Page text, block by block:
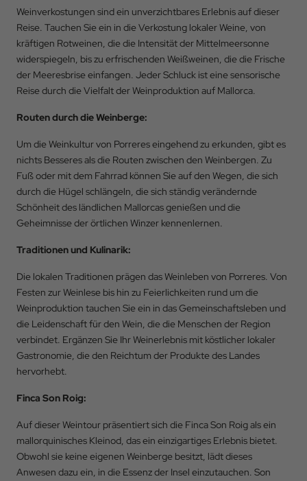
Zurück zu
Abreise
Belegung
Aktionscode
BUCHEN
Weinverkostungen sind ein unverzichtbares Erlebnis auf dieser
Reise. Tauchen Sie ein in die Verkostung lokaler Weine, von
kräftigen Rotweinen, die die Intensität der Mittelmeersonne
widerspiegeln, bis zu erfrischenden Weißweinen, die die Frische
der Meeresbrise einfangen. Jeder Schluck ist eine sensorische
Reise durch die Vielfalt der Weinproduktion auf Mallorca.
Routen durch die Weinberge:
Um die Weinkultur von Porreres eingehend zu erkunden, gibt es
nichts Besseres als die Routen zwischen den Weinbergen. Zu
Fuß oder mit dem Fahrrad können Sie auf den Wegen, die sich
durch die Hügel schlängeln, die sich ständig verändernde
Schönheit des ländlichen Mallorcas genießen und die
Geheimnisse der örtlichen Winzer kennenlernen.
Traditionen und Kulinarik:
Die lokalen Traditionen prägen das Weinleben von Porreres. Von
Festen zur Weinlese bis hin zu Feierlichkeiten rund um die
Weinproduktion tauchen Sie ein in das Gemeinschaftsleben und
die Leidenschaft für den Wein, die die Menschen der Region
verbindet. Ergänzen Sie Ihr Weinerlebnis mit köstlicher lokaler
Gastronomie, die den Reichtum der Produkte des Landes
hervorhebt.
Finca Son Roig:
Auf dieser Weintour präsentiert sich die Finca Son Roig als ein
mallorquinisches Kleinod, das ein einzigartiges Erlebnis bietet.
Obwohl sie keine eigenen Weinberge besitzt, lädt dieses
Anwesen dazu ein, in die Essenz der Insel einzutauchen. Son